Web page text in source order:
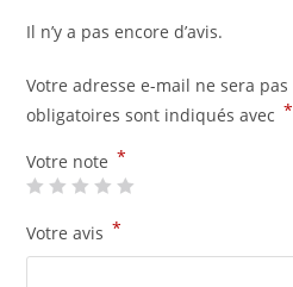
Il n’y a pas encore d’avis.
Votre adresse e-mail ne sera
obligatoires sont indiqués avec *
Votre note *
Votre avis *